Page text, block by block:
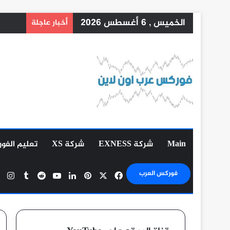
الخميس , 6 أغسطس 2026 أخبار عاجلة
Main شركة EXNESS شركة XS تعليم
فوركس العرب فيسبوكبينتيريست
لينكدإن‫YouTube